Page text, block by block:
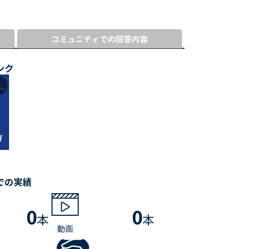
コミュニティでの回答内容
ク
の実績
0本 0本